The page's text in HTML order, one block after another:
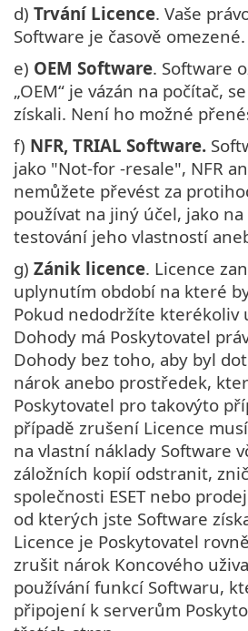
d) Trvání Licence. Vaše
Software je časově omezené.
e) OEM Software. Software
„OEM“ je vázán na počítač,
získali. Není ho možné
f) NFR, TRIAL Software.
jako "Not-for -resale", NFR
nemůžete převést za
používat na jiný účel, jako
testování jeho vlastností
g) Zánik licence. Licence
uplynutím období na které
Pokud nedodržíte kterékoliv
Dohody má Poskytovatel
Dohody bez toho, aby byl
nárok anebo prostředek,
Poskytovatel pro takovýto
případě zrušení Licence
na vlastní náklady Software
záložních kopií odstranit,
společnosti ESET nebo
od kterých jste Software
Licence je Poskytovatel
zrušit nárok Koncového
používání funkcí Softwaru,
připojení k serverům